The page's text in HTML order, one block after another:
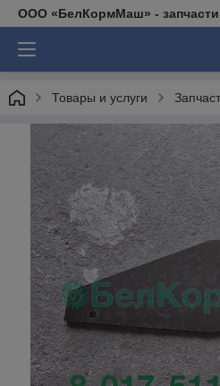
ООО «БелКормМаш» - запчасти
Товары и услуги